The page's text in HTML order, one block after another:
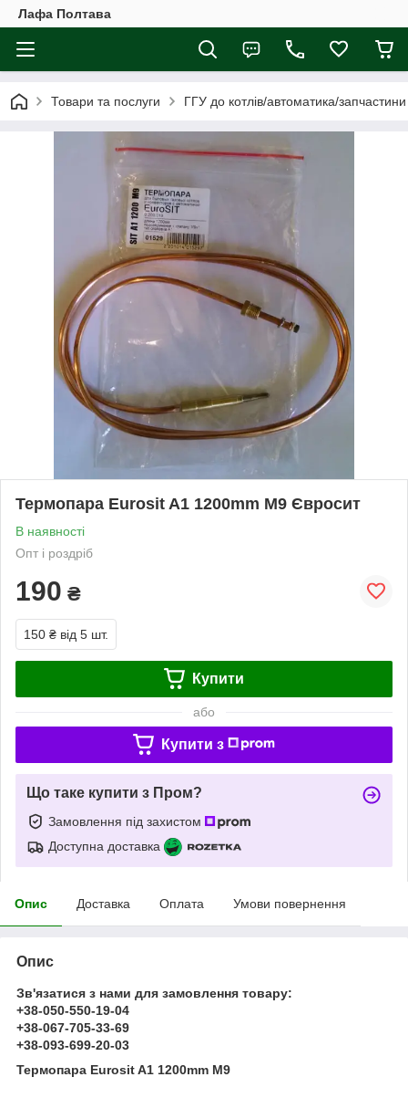
Лафа Полтава
Товари та послуги ГГУ до котлів/автоматика/запчастини
Термопара Eurosit A1 1200mm M9 Євросит
В наявності
Опт і роздріб
190 ₴
150 ₴ від 5 шт.
Купити
або
Купити з
Що таке купити з Пром?
Замовлення під захистом
Доступна доставка
Опис Доставка Оплата Умови повернення
Опис
Зв'язатися з нами для замовлення товару:
+38-050-550-19-04
+38-067-705-33-69
+38-093-699-20-03
Термопара Eurosit A1 1200mm M9